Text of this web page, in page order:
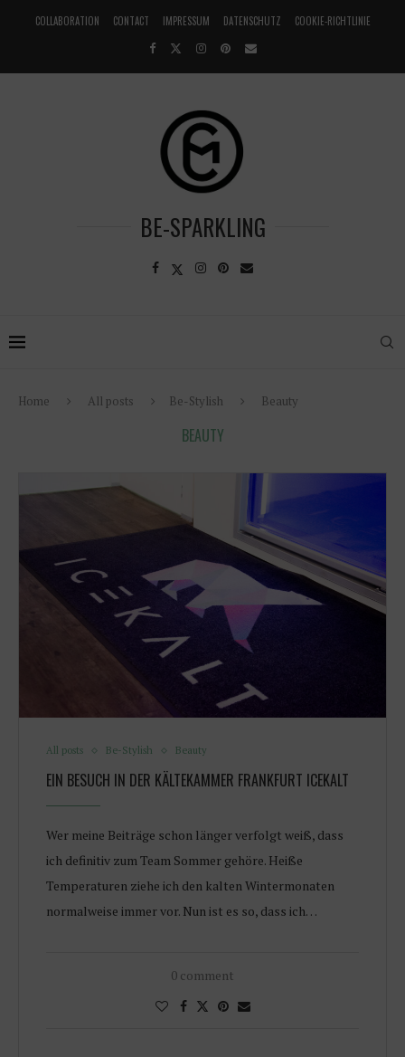
COLLABORATION CONTACT IMPRESSUM DATENSCHUTZ COOKIE-RICHTLINIE
BE-SPARKLING
Home All posts Be-Stylish Beauty
BEAUTY
All posts Be-Stylish Beauty
EIN BESUCH IN DER KÄLTEKAMMER FRANKFURT ICEKALT
Wer meine Beiträge schon länger verfolgt weiß, dass
ich definitiv zum Team Sommer gehöre. Heiße
Temperaturen ziehe ich den kalten Wintermonaten
normalweise immer vor. Nun ist es so, dass ich…
0 comment